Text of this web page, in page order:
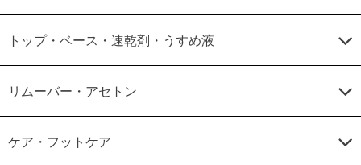
トップ・ベース・速乾剤・うすめ液
リムーバー・アセトン
ケア・フットケア